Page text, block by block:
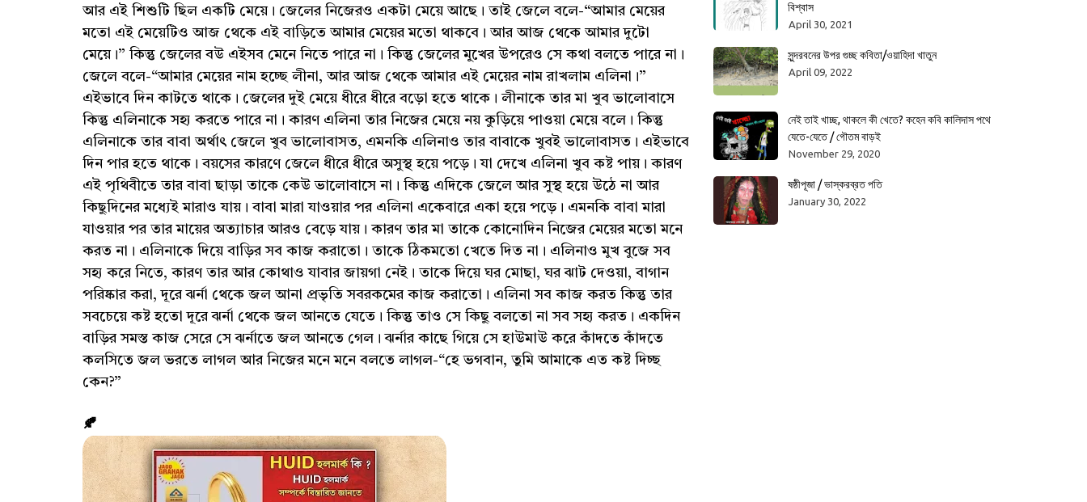
আর এই শিশুটি ছিল একটি মেয়ে। জেলের নিজেরও একটা মেয়ে আছে। তাই জেলে বলে-“আমার মেয়ের
মতো এই মেয়েটিও আজ থেকে এই বাড়িতে আমার মেয়ের মতো থাকবে। আর আজ থেকে আমার দুটো
মেয়ে।” কিন্তু জেলের বউ এইসব মেনে নিতে পারে না। কিন্তু জেলের মুখের উপরেও সে কথা বলতে পারে না।
জেলে বলে-“আমার মেয়ের নাম হচ্ছে লীনা, আর আজ থেকে আমার এই মেয়ের নাম রাখলাম এলিনা।”
এইভাবে দিন কাটতে থাকে। জেলের দুই মেয়ে ধীরে ধীরে বড়ো হতে থাকে। লীনাকে তার মা খুব ভালোবাসে
কিন্তু এলিনাকে সহ্য করতে পারে না। কারণ এলিনা তার নিজের মেয়ে নয় কুড়িয়ে পাওয়া মেয়ে বলে। কিন্তু
এলিনাকে তার বাবা অর্থাৎ জেলে খুব ভালোবাসত, এমনকি এলিনাও তার বাবাকে খুবই ভালোবাসত। এইভাবে
দিন পার হতে থাকে। বয়সের কারণে জেলে ধীরে ধীরে অসুস্থ হয়ে পড়ে। যা দেখে এলিনা খুব কষ্ট পায়। কারণ
এই পৃথিবীতে তার বাবা ছাড়া তাকে কেউ ভালোবাসে না। কিন্তু এদিকে জেলে আর সুস্থ হয়ে উঠে না আর
কিছুদিনের মধ্যেই মারাও যায়। বাবা মারা যাওয়ার পর এলিনা একেবারে একা হয়ে পড়ে। এমনকি বাবা মারা
যাওয়ার পর তার মায়ের অত্যাচার আরও বেড়ে যায়। কারণ তার মা তাকে কোনোদিন নিজের মেয়ের মতো মনে
করত না। এলিনাকে দিয়ে বাড়ির সব কাজ করাতো। তাকে ঠিকমতো খেতে দিত না। এলিনাও মুখ বুজে সব
সহ্য করে নিতে, কারণ তার আর কোথাও যাবার জায়গা নেই। তাকে দিয়ে ঘর মোছা, ঘর ঝাট দেওয়া, বাগান
পরিষ্কার করা, দূরে ঝর্না থেকে জল আনা প্রভৃতি সবরকমের কাজ করাতো। এলিনা সব কাজ করত কিন্তু তার
সবচেয়ে কষ্ট হতো দূরে ঝর্না থেকে জল আনতে যেতে। কিন্তু তাও সে কিছু বলতো না সব সহ্য করত। একদিন
বাড়ির সমস্ত কাজ সেরে সে ঝর্নাতে জল আনতে গেল। ঝর্নার কাছে গিয়ে সে হাউমাউ করে কাঁদতে কাঁদতে
কলসিতে জল ভরতে লাগল আর নিজের মনে মনে বলতে লাগল-“হে ভগবান, তুমি আমাকে এত কষ্ট দিচ্ছ
কেন?”
🍂
বিশ্বাস
April 30, 2021
সুন্দরবনের উপর গুচ্ছ কবিতা/ওয়াহিদা খাতুন
April 09, 2022
নেই তাই খাচ্ছ, থাকলে কী খেতে? কহেন কবি কালিদাস পথে
যেতে-যেতে / গৌতম বাড়ই
November 29, 2020
ষষ্ঠীপূজা / ভাস্করব্রত পতি
January 30, 2022